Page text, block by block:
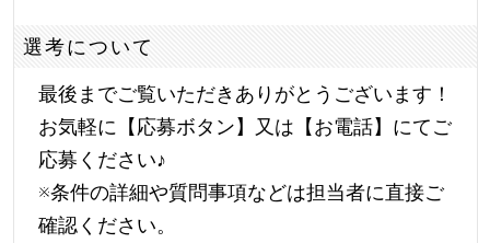
選考について
最後までご覧いただきありがとうございます！
お気軽に【応募ボタン】又は【お電話】にてご
応募ください♪
※条件の詳細や質問事項などは担当者に直接ご
確認ください。